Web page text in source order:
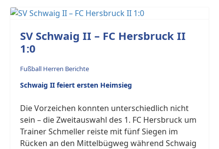
SV Schwaig II – FC Hersbruck II
1:0
Fußball Herren Berichte
Schwaig II feiert ersten Heimsieg
Die Vorzeichen konnten unterschiedlich nicht
sein – die Zweitauswahl des 1. FC Hersbruck um
Trainer Schmeller reiste mit fünf Siegen im
Rücken an den Mittelbügweg während Schwaig